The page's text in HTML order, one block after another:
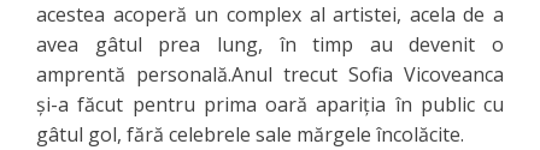
acestea acoperă un complex al artistei, acela de a
avea gâtul prea lung, în timp au devenit o
amprentă personală.Anul trecut Sofia Vicoveanca
și-a făcut pentru prima oară apariția în public cu
gâtul gol, fără celebrele sale mărgele încolăcite.